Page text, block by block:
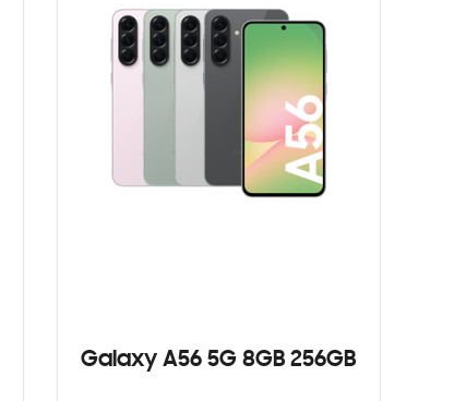
Galaxy A56 5G 8GB 256GB